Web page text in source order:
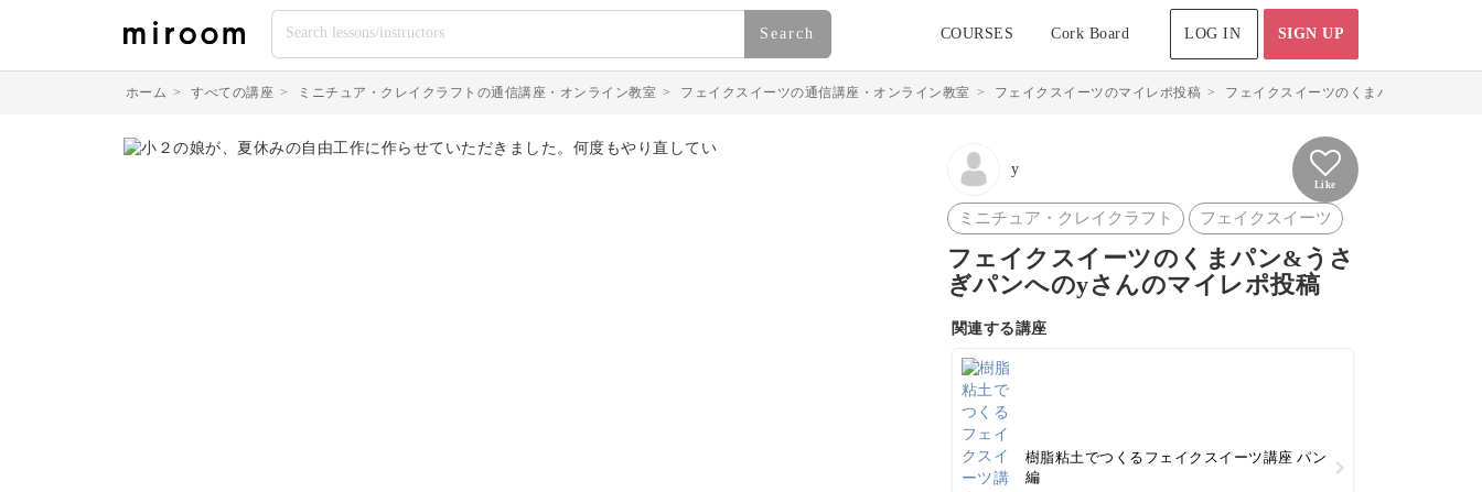
Search COURSES Cork Board LOG IN SIGN UP
ホーム > すべての講座 > ミニチュア・クレイクラフトの通信講座・オンライン教室 > フェイクスイーツの通信講座・オンライン教室 > フェイクスイーツのマイレポ投稿 > フェイクスイーツのくまパン&うさぎパ
y
Like
ミニチュア・クレイクラフト フェイクスイーツ
フェイクスイーツのくまパン&うさ
ぎパンへのyさんのマイレポ投稿
関連する講座
樹脂粘土でつくるフェイクスイーツ講座 パン
編